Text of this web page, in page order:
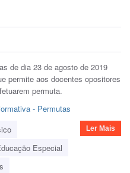
de dia 23 de agosto de 2019
permite aos docentes opositores
permuta.
- Permutas
Especial
Ler Mais